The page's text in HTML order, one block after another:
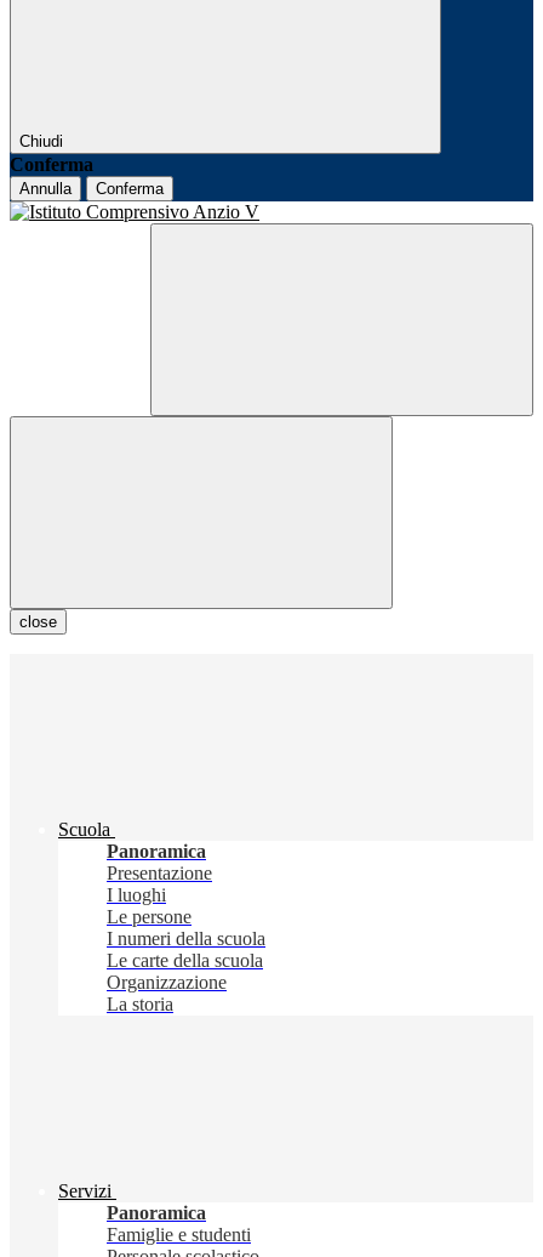
Chiudi
Conferma
Annulla Conferma
close
Scuola
Panoramica
Presentazione
I luoghi
Le persone
I numeri della scuola
Le carte della scuola
Organizzazione
La storia
Servizi
Panoramica
Famiglie e studenti